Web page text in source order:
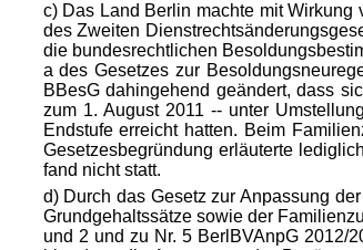
c) Das Land Berlin machte mit Wirkung
des Zweiten
die bundesrechtlichen
a des Gesetzes zur
BBesG dahingehend geändert, dass
zum 1. August 2011 -- unter
Endstufe erreicht hatten. Beim
Gesetzesbegründung erläuterte
fand nicht statt.
d) Durch das Gesetz zur Anpassung
Grundgehaltssätze sowie der
und 2 und zu Nr. 5 BerlBVAnpG 2012/